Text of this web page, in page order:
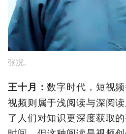
张况。
王十月 ：数字时代，短视
视频则属于浅阅读与深阅
了人们对知识更深度获取